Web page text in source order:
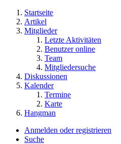
Startseite
Artikel
Mitglieder
Letzte Aktivitäten
Benutzer online
Team
Mitgliedersuche
Diskussionen
Kalender
Termine
Karte
Hangman
Anmelden oder registrieren
Suche